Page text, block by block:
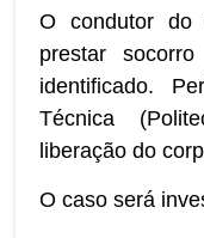
O condutor do
prestar
identificado.
Técnica
liberação do
O caso será